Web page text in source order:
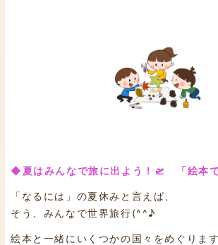
◆夏はみんなで旅に出よう！🛫 「絵本で
「なるには」の夏休みと言えば、
そう、みんなで世界旅行(^^♪
絵本と一緒にいくつかの国々をめぐりま